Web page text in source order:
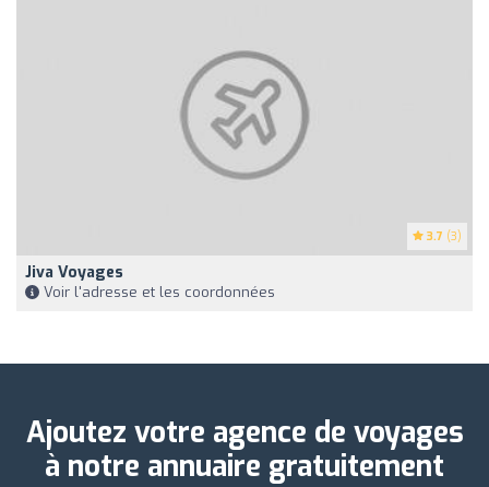
3.7 (3)
Jiva Voyages
Voir l'adresse et les coordonnées
Ajoutez votre agence de voyages
à notre annuaire gratuitement